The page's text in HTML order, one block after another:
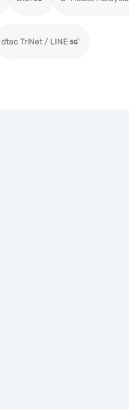
dtac TriNet / LINE